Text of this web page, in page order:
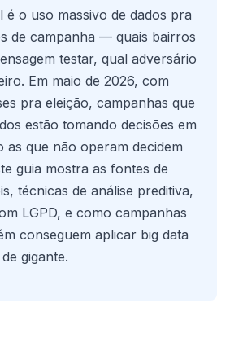
é o uso massivo de dados pra
de campanha — quais bairros
testar, qual adversário
Em maio de 2026, com
pra eleição, campanhas que
estão tomando decisões em
as que não operam decidem
guia mostra as fontes de
técnicas de análise preditiva,
LGPD, e como campanhas
conseguem aplicar big data
gigante.